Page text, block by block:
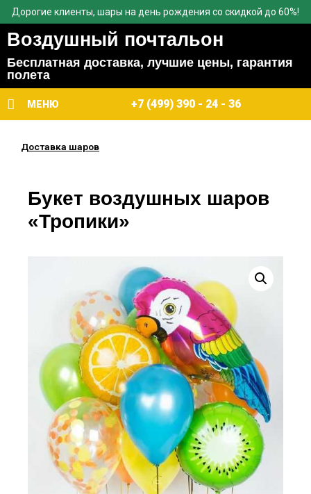
Дорогие клиенты, шары на день рождения со скидкой до 60%!
Воздушный почтальон
Бесплатная доставка, лучшие цены, гарантия
полета
МЕНЮ +7 (499) 390 - 24 - 36
Доставка шаров
Букет воздушных шаров
«Тропики»